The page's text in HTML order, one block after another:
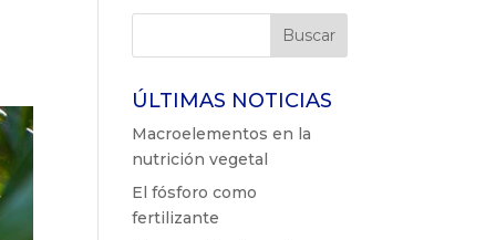
ÚLTIMAS NOTICIAS
Macroelementos en la
nutrición vegetal
El fósforo como
fertilizante